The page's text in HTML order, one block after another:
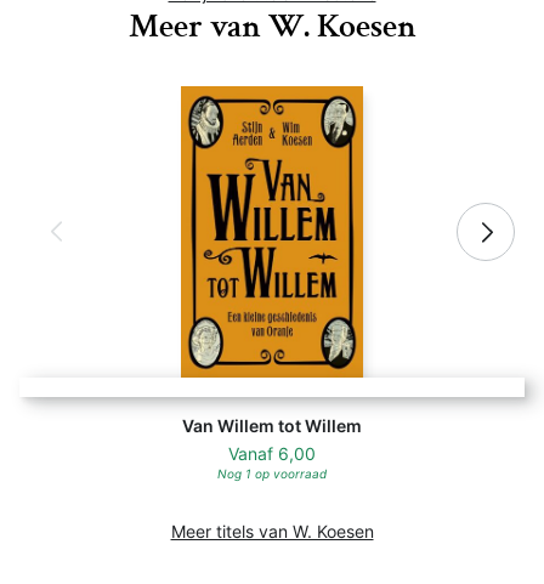
Meer van W. Koesen
Van Willem tot Willem
Vanaf 6,00
Nog 1 op voorraad
Meer titels van W. Koesen